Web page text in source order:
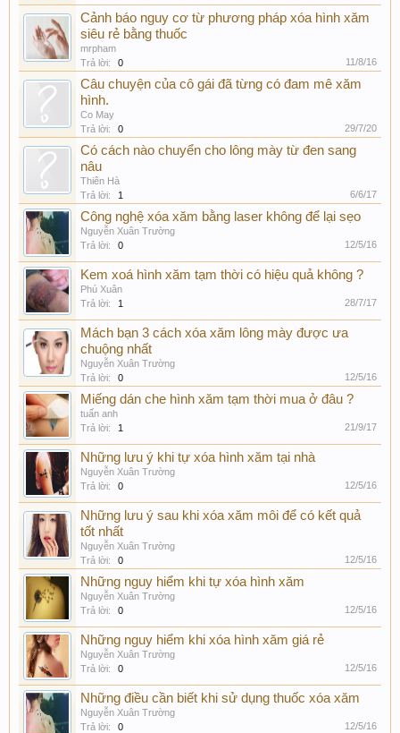
Cảnh báo nguy cơ từ phương pháp xóa hình xăm
siêu rẻ bằng thuốc
mrpham
Trả lời:
0 11/8/16
Câu chuyện của cô gái đã từng có đam mê xăm
hình.
Co May
Trả lời:
0 29/7/20
Có cách nào chuyển cho lông mày từ đen sang
nâu
Thiên Hà
Trả lời:
1 6/6/17
Công nghệ xóa xăm bằng laser không để lại sẹo
Nguyễn Xuân Trường
Trả lời:
0 12/5/16
Kem xoá hình xăm tạm thời có hiệu quả không ?
Phú Xuân
Trả lời:
1 28/7/17
Mách bạn 3 cách xóa xăm lông mày được ưa
chuộng nhất
Nguyễn Xuân Trường
Trả lời:
0 12/5/16
Miếng dán che hình xăm tạm thời mua ở đâu ?
tuấn anh
Trả lời:
1 21/9/17
Những lưu ý khi tự xóa hình xăm tại nhà
Nguyễn Xuân Trường
Trả lời:
0 12/5/16
Những lưu ý sau khi xóa xăm môi để có kết quả
tốt nhất
Nguyễn Xuân Trường
Trả lời:
0 12/5/16
Những nguy hiểm khi tự xóa hình xăm
Nguyễn Xuân Trường
Trả lời:
0 12/5/16
Những nguy hiểm khi xóa hình xăm giá rẻ
Nguyễn Xuân Trường
Trả lời:
0 12/5/16
Những điều cần biết khi sử dụng thuốc xóa xăm
Nguyễn Xuân Trường
Trả lời:
0 12/5/16